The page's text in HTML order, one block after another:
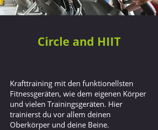
Circle and HIIT
Krafttraining mit den funktionellsten
Fitnessgeräten, wie dem eigenen Körper
und vielen Trainingsgeräten. Hier
trainierst du vor allem deinen
Oberkörper und deine Beine.